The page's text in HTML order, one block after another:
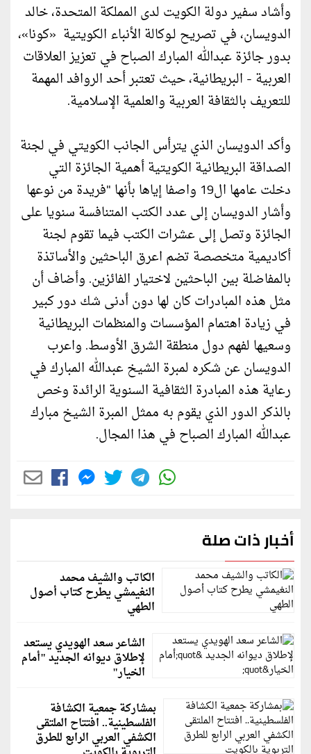
وأشاد سفير دولة الكويت لدى المملكة المتحدة، خالد
الدويسان، في تصريح لـوكالة الأنباء الكويتية «كونا»،
بدور جائزة عبدالله المبارك الصباح في تعزيز العلاقات
العربية - البريطانية، حيث تعتبر أحد الروافد المهمة
للتعريف بالثقافة العربية والعلمية الإسلامية.
وأكد الدويسان الذي يترأس الجانب الكويتي في لجنة
الصداقة البريطانیة الكويتیة أھمیة الجائزة التي
دخلت عامھا ال19 واصفا إياها بأنها "فريدة من نوعها
وأشار الدويسان إلى عدد الكتب المتنافسة سنويا على
الجائزة وتصل إلى عشرات الكتب فیما تقوم لجنة
أكاديمیة متخصصة تضم اعرق الباحثین والأساتذة
بالمفاضلة بین الباحثین لاختیار الفائزين. وأضاف أن
مثل هذه المبادرات كان لها دون أدنى شك دور كبیر
في زيادة اهتمام المؤسسات والمنظمات البريطانیة
وسعيها لفهم دول منطقة الشرق الأوسط. واعرب
الدويسان عن شكره لمبرة الشیخ عبدالله المبارك في
رعاية هذه المبادرة الثقافیة السنوية الرائدة وخص
بالذكر الدور الذي يقوم به ممثل المبرة الشیخ مبارك
عبدالله المبارك الصباح في ھذا المجال.
أخبار ذات صلة
الكاتب والشيف محمد
النغيمشي يطرح كتاب أصول
الطهي
الشاعر سعد الهويدي يستعد
لإطلاق ديوانه الجديد "أمام
الخيار"
بمشاركة جمعية الكشافة
الفلسطينية.. افتتاح الملتقى
الكشفي العربي الرابع للطرق